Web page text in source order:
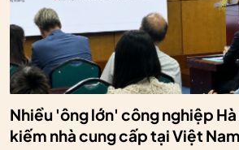
Nhiều 'ông lớn' công nghiệp
kiếm nhà cung cấp tại Việt Nam